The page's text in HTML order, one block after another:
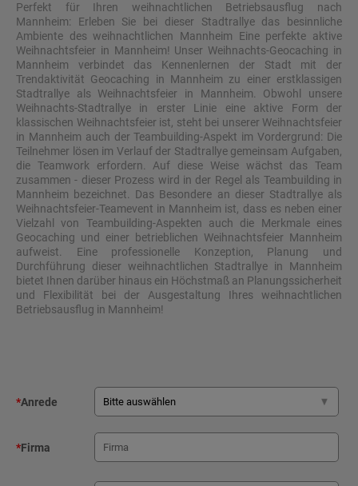
Perfekt für Ihren weihnachtlichen Betriebsausflug nach
Mannheim: Erleben Sie bei dieser Stadtrallye das besinnliche
Ambiente des weihnachtlichen Mannheim Eine perfekte aktive
Weihnachtsfeier in Mannheim! Unser Weihnachts-Geocaching in
Mannheim verbindet das Kennenlernen der Stadt mit der
Trendaktivität Geocaching in Mannheim zu einer erstklassigen
Stadtrallye als Weihnachtsfeier in Mannheim. Obwohl unsere
Weihnachts-Stadtrallye in erster Linie eine aktive Form der
klassischen Weihnachtsfeier ist, steht bei unserer Weihnachtsfeier
in Mannheim auch der Teambuilding-Aspekt im Vordergrund: Die
Teilnehmer lösen im Verlauf der Stadtrallye gemeinsam Aufgaben,
die Teamwork erfordern. Auf diese Weise wächst das Team
zusammen - dieser Prozess wird in der Regel als Teambuilding in
Mannheim bezeichnet. Das Besondere an dieser Stadtrallye als
Weihnachtsfeier-Teamevent in Mannheim ist, dass es neben einer
Vielzahl von Teambuilding-Aspekten auch die Merkmale eines
Geocaching und einer betrieblichen Weihnachtsfeier Mannheim
aufweist. Eine professionelle Konzeption, Planung und
Durchführung dieser weihnachtlichen Stadtrallye in Mannheim
bietet Ihnen darüber hinaus ein Höchstmaß an Planungssicherheit
und Flexibilität bei der Ausgestaltung Ihres weihnachtlichen
Betriebsausflug in Mannheim!
*Anrede
*Firma